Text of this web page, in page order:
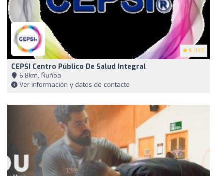
5 (197)
CEPSI Centro Público De Salud Integral
6,8km, Ñuñoa
Ver información y datos de contacto